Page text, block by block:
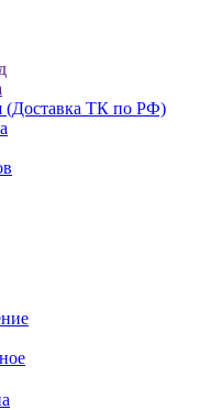
(Доставка ТК по РФ)